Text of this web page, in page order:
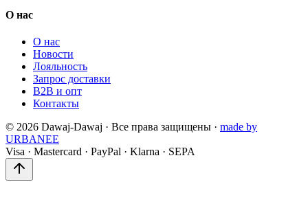
О нас
О нас
Новости
Лояльность
Запрос доставки
B2B и опт
Контакты
© 2026 Dawaj-Dawaj · Все права защищены · made by
URBANEE
Visa · Mastercard · PayPal · Klarna · SEPA